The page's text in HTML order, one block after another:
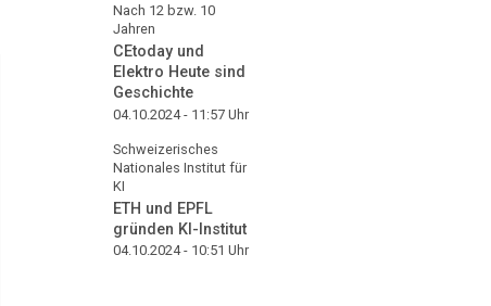
Nach 12 bzw. 10
Jahren
CEtoday und
Elektro Heute sind
Geschichte
04.10.2024 - 11:57 Uhr
Schweizerisches
Nationales Institut für
KI
ETH und EPFL
gründen KI-Institut
04.10.2024 - 10:51 Uhr